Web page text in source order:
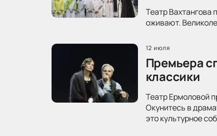
Театр
оживают.
12 июля
Премьера
классики
Театр Ермоловой
Окунитесь в
это культурное